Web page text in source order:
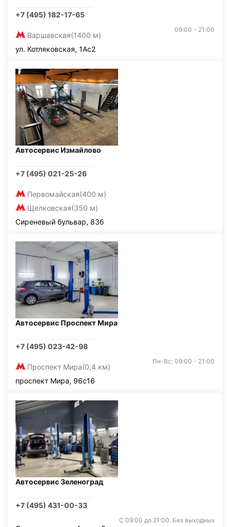
+7 (495) 182-17-65
Варшавская(1400 м)
09:00 - 21:00
ул. Котляковская, 1Ас2
Автосервис Измайлово
+7 (495) 021-25-26
Первомайская(400 м)
Щелковская(350 м)
Сиреневый бульвар, 83б
Автосервис Проспект Мира
+7 (495) 023-42-98
Проспект Мира(0,4 км)
Пн-Вс: 09:00 - 21:00
проспект Мира, 96с16
Автосервис Зеленоград
+7 (495) 431-00-33
С 09:00 до 21:00. Без выходных